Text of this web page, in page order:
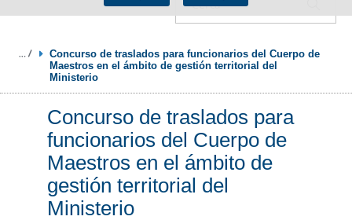
Concurso de traslados para funcionarios del Cuerpo de
Maestros en el ámbito de gestión territorial del
Ministerio
Concurso de traslados para
funcionarios del Cuerpo de
Maestros en el ámbito de
gestión territorial del
Ministerio